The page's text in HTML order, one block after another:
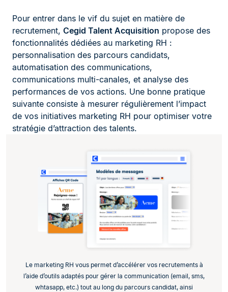
Pour entrer dans le vif du sujet en matière de
recrutement, Cegid Talent Acquisition propose des
fonctionnalités dédiées au marketing RH :
personnalisation des parcours candidats,
automatisation des communications,
communications multi-canales, et analyse des
performances de vos actions. Une bonne pratique
suivante consiste à mesurer régulièrement l’impact
de vos initiatives marketing RH pour optimiser votre
stratégie d’attraction des talents.
Le marketing RH vous permet d’accélérer vos recrutements à
l’aide d’outils adaptés pour gérer la communication (email, sms,
whtasapp, etc.) tout au long du parcours candidat, ainsi